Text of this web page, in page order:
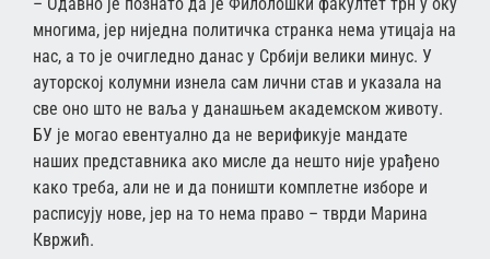
многима, јер ниједна политичка странка нема утицаја на
нас, а то је очигледно данас у Србији велики минус. У
ауторској колумни изнела сам лични став и указала на
све оно што не ваља у данашњем академском животу.
БУ је могао евентуално да не верификује мандате
наших представника ако мисле да нешто није урађено
како треба, али не и да поништи комплетне изборе и
расписују нове, јер на то нема право – тврди Марина
Квржић.